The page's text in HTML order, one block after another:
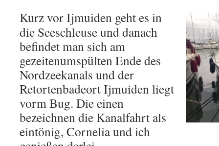
Kurz vor Ijmuiden geht es in
die Seeschleuse und danach
befindet man sich am
gezeitenumspülten Ende des
Nordzeekanals und der
Retortenbadeort Ijmuiden liegt
vorm Bug. Die einen
bezeichnen die Kanalfahrt als
eintönig, Cornelia und ich